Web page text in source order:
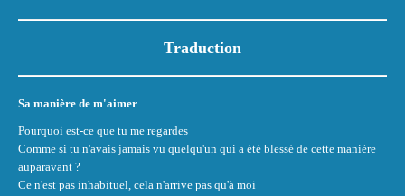
Traduction
Sa manière de m'aimer
Pourquoi est-ce que tu me regardes
Comme si tu n'avais jamais vu quelqu'un qui a été blessé de cette manière
auparavant ?
Ce n'est pas inhabituel, cela n'arrive pas qu'à moi